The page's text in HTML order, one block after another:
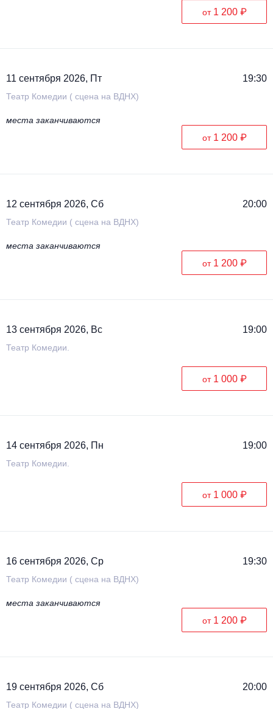
от 1 200 ₽
11 сентября 2026, Пт 19:30
Театр Комедии ( сцена на ВДНХ)
места заканчиваются
от 1 200 ₽
12 сентября 2026, Сб 20:00
Театр Комедии ( сцена на ВДНХ)
места заканчиваются
от 1 200 ₽
13 сентября 2026, Вс 19:00
Театр Комедии.
от 1 000 ₽
14 сентября 2026, Пн 19:00
Театр Комедии.
от 1 000 ₽
16 сентября 2026, Ср 19:30
Театр Комедии ( сцена на ВДНХ)
места заканчиваются
от 1 200 ₽
19 сентября 2026, Сб 20:00
Театр Комедии ( сцена на ВДНХ)